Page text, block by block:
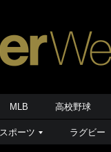
MLB 高校野球
ポーツ ラグビー